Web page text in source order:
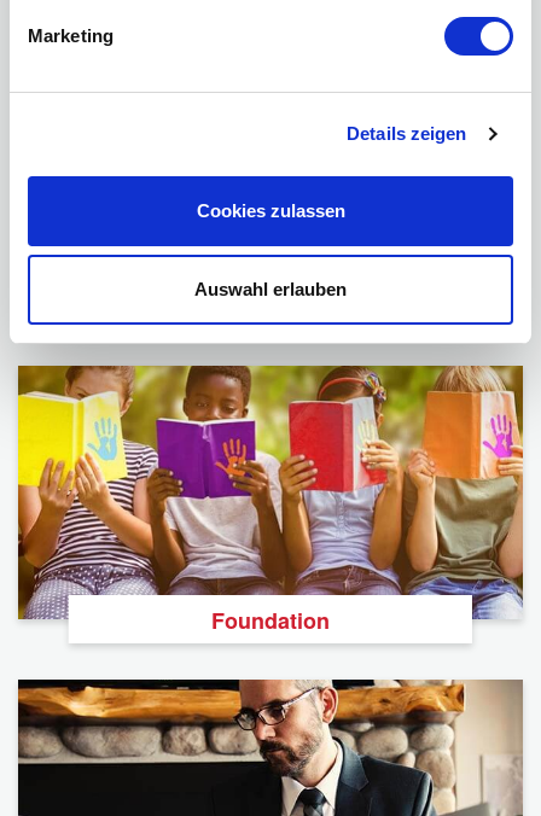
Marketing
Details zeigen
Cookies zulassen
Auswahl erlauben
Podcast
Foundation